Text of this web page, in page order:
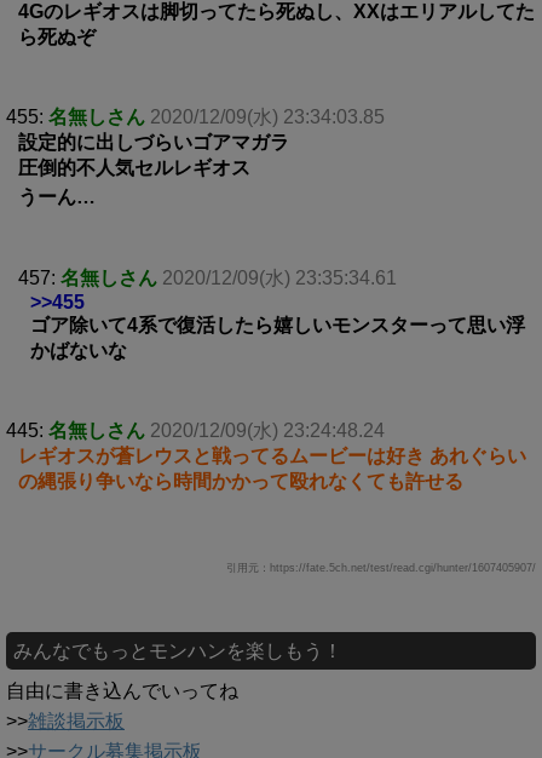
4Gのレギオスは脚切ってたら死ぬし、XXはエリアルしてた
ら死ぬぞ
455: 名無しさん 2020/12/09(水) 23:34:03.85
設定的に出しづらいゴアマガラ
圧倒的不人気セルレギオス
うーん…
457: 名無しさん 2020/12/09(水) 23:35:34.61
>>455
ゴア除いて4系で復活したら嬉しいモンスターって思い浮
かばないな
445: 名無しさん 2020/12/09(水) 23:24:48.24
レギオスが蒼レウスと戦ってるムービーは好き あれぐらい
の縄張り争いなら時間かかって殴れなくても許せる
引用元：https://fate.5ch.net/test/read.cgi/hunter/1607405907/
みんなでもっとモンハンを楽しもう！
自由に書き込んでいってね
>>雑談掲示板
>>サークル募集掲示板